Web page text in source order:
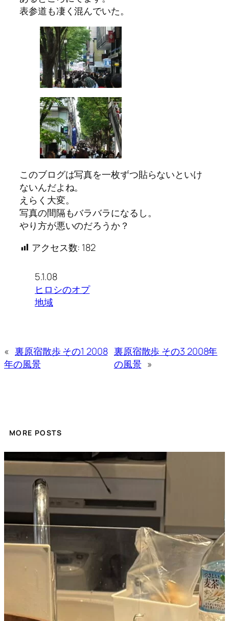
表参道も凄く混んでいた。
このブログは写真を一枚ずつ貼らないといけ
ないんだよね。
えらく大変。
写真の間隔もバラバラになるし。
やり方が悪いのだろうか？
アクセス数: 182
5.1.08
ヒロシのオプ
地域
« 裏原宿散歩 その1 2008
年の風景
裏原宿散歩 その3 2008年
の風景 »
MORE POSTS